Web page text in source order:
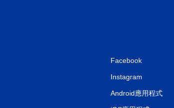
Facebook
Instagram
Android應用程式